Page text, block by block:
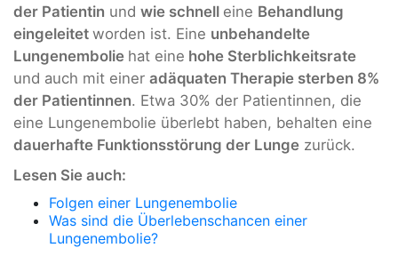
der Patientin und wie schnell eine Behandlung
eingeleitet worden ist. Eine unbehandelte
Lungenembolie hat eine hohe Sterblichkeitsrate
und auch mit einer adäquaten Therapie sterben 8%
der Patientinnen. Etwa 30% der Patientinnen, die
eine Lungenembolie überlebt haben, behalten eine
dauerhafte Funktionsstörung der Lunge zurück.
Lesen Sie auch:
Folgen einer Lungenembolie
Was sind die Überlebenschancen einer
Lungenembolie?